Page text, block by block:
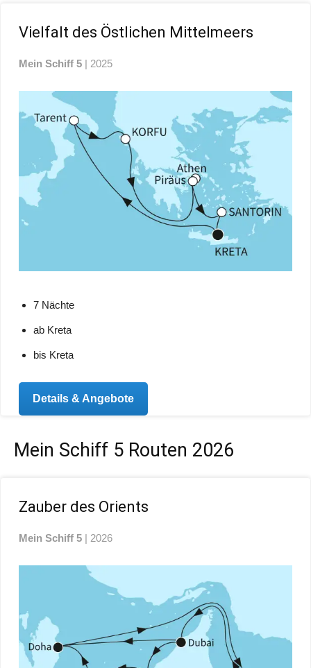
Vielfalt des Östlichen Mittelmeers
Mein Schiff 5 | 2025
7 Nächte
ab Kreta
bis Kreta
Details & Angebote
Mein Schiff 5 Routen 2026
Zauber des Orients
Mein Schiff 5 | 2026